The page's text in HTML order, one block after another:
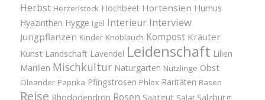
Herbst Herzerlstock Hochbeet Hortensien Humus
Hyazinthen Hygge Igel Interieur Interview
Jungpflanzen Kinder Knoblauch Kompost Kräuter
Kunst Landschaft Lavendel Leidenschaft Lilien
Marillen Mischkultur Naturgarten Nützlinge Obst
Oleander Paprika Pfingstrosen Phlox Raritäten Rasen
Reise Rhododendron Rosen Saatgut Salat Salzburg